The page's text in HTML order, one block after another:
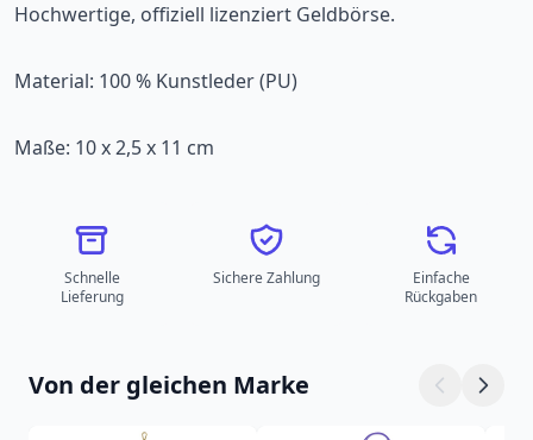
Hochwertige, offiziell lizenziert Geldbörse.
Material: 100 % Kunstleder (PU)
Maße: 10 x 2,5 x 11 cm
Schnelle
Lieferung
Sichere Zahlung
Einfache
Rückgaben
Von der gleichen Marke